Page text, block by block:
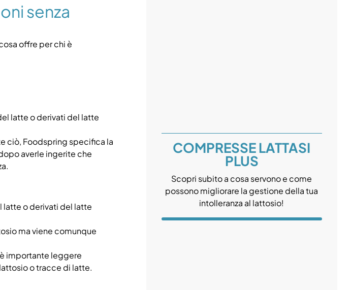
senza
offre per chi è
latte o derivati del latte
ciò, Foodspring specifica la
averle ingerite che
latte o derivati del latte
ma viene comunque
importante leggere
o tracce di latte.
COMPRESSE LATTASI
PLUS
Scopri subito a cosa servono e come
possono migliorare la gestione della tua
intolleranza al lattosio!